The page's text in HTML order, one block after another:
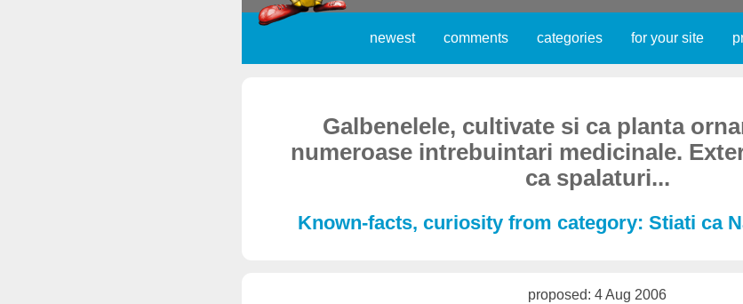
newest comments categories for your site
Galbenelele, cultivate si ca planta
numeroase intrebuintari medicinale.
ca spalaturi...
Known-facts, curiosity from category: Stiati ca
proposed: 4 Aug 2006